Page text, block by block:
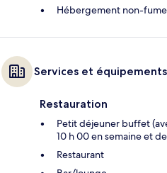
Hébergement non-
Services et équipements
Restauration
Petit déjeuner buffet
10 h 00 en semaine et
Restaurant